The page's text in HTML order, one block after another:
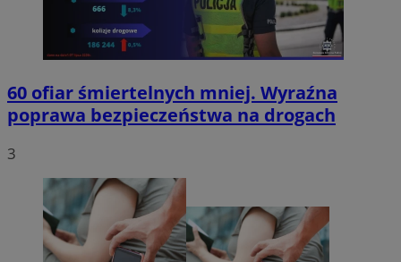
60 ofiar śmiertelnych mniej. Wyraźna
poprawa bezpieczeństwa na drogach
3